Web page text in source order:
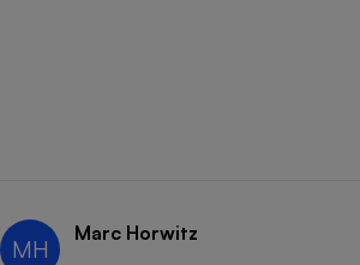
MH
Marc Horwitz